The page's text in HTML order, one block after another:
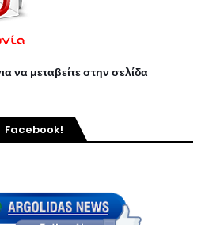
να μεταβείτε στην σελίδα
Facebook!